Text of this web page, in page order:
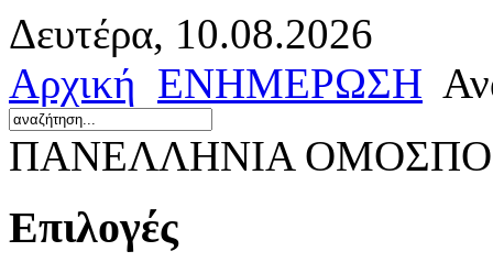
Δευτέρα, 10.08.2026
Αρχική ΕΝΗΜΕΡΩΣΗ
ΠΑΝΕΛΛΗΝΙΑ
Επιλογές